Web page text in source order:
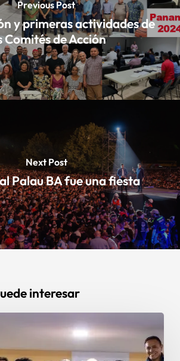
Previous Post
y primeras actividades de
Comités de Acción
Next Post
Palau BA fue una fiesta
interesar